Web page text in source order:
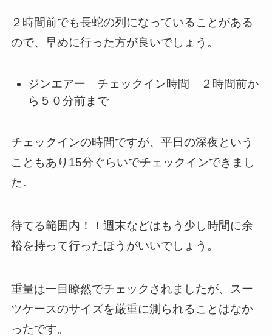
２時間前でも長蛇の列になっていることがある
ので、早めに行った方が良いでしょう。
ジンエアー チェックイン時間 ２時間前か
ら５０分前まで
チェックインの時間ですが、平日の深夜という
こともあり15分ぐらいでチェックインできまし
た。
待てる範囲内！！週末などはもう少し時間に余
裕を持って行ったほうがいいでしょう。
重量は一目瞭然でチェックされましたが、スー
ツケースのサイズを厳重に測られることはなか
ったです。